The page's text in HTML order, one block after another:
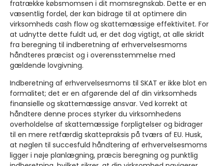
fratrække købsmomsen i dit momsregnskab. Dette er en
væsentlig fordel, der kan bidrage til at optimere din
virksomheds cash flow og skattemæssige effektivitet. For
at udnytte dette fuldt ud, er det dog vigtigt, at alle skridt
fra beregning til indberetning af erhvervelsesmoms
håndteres præcist og i overensstemmelse med
gældende lovgivning.
Indberetning af erhvervelsesmoms til SKAT er ikke blot en
formalitet; det er en afgørende del af din virksomheds
finansielle og skattemæssige ansvar. Ved korrekt at
håndtere denne proces styrker du virksomhedens
overholdelse af skattemæssige forpligtelser og bidrager
til en mere retfærdig skattepraksis på tværs af EU. Husk,
at nøglen til succesfuld håndtering af erhvervelsesmoms
ligger i nøje planlægning, præcis beregning og punktlig